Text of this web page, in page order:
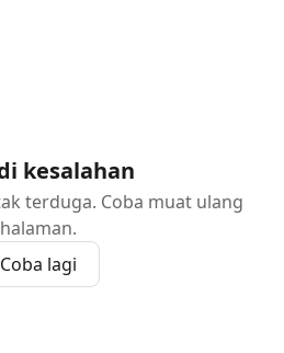
kesalahan
terduga. Coba muat ulang
halaman.
Coba lagi